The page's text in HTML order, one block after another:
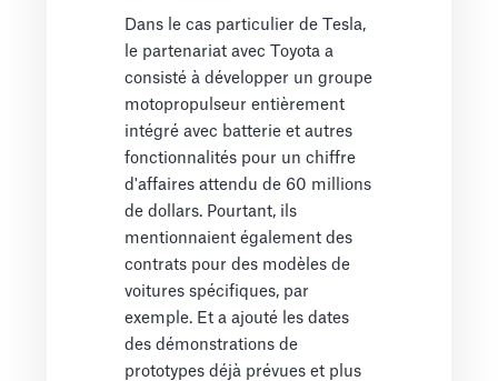
Dans le cas particulier de Tesla,
le partenariat avec Toyota a
consisté à développer un groupe
motopropulseur entièrement
intégré avec batterie et autres
fonctionnalités pour un chiffre
d'affaires attendu de 60 millions
de dollars. Pourtant, ils
mentionnaient également des
contrats pour des modèles de
voitures spécifiques, par
exemple. Et a ajouté les dates
des démonstrations de
prototypes déjà prévues et plus